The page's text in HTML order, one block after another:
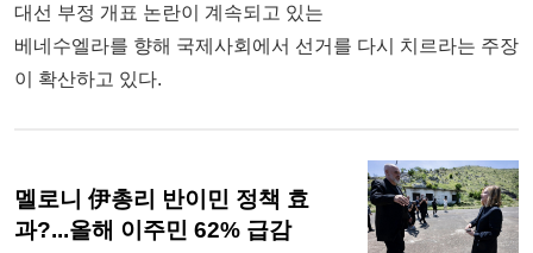
대선 부정 개표 논란이 계속되고 있는
베네수엘라를 향해 국제사회에서 선거를 다시 치르라는 주장
이 확산하고 있다.
멜로니 伊총리 반이민 정책 효
과?...올해 이주민 62% 급감